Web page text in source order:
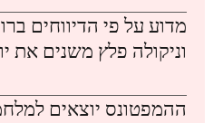
מדוע על פי הדיווחים
וניקולה פלץ משנים את
ההמפטונס יוצאים